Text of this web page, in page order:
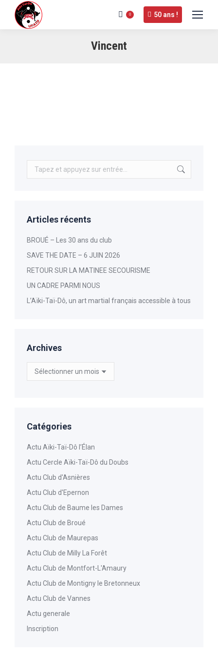
0 50 ans !
Vincent
Recherche
:
Articles récents
BROUÉ – Les 30 ans du club
SAVE THE DATE – 6 JUIN 2026
RETOUR SUR LA MATINEE SECOURISME
UN CADRE PARMI NOUS
L’Aïki-Taï-Dô, un art martial français accessible à tous
Archives
Archives
Catégories
Actu Aïki-Taï-Dô l’Élan
Actu Cercle Aïki-Taï-Dô du Doubs
Actu Club d'Asnières
Actu Club d'Epernon
Actu Club de Baume les Dames
Actu Club de Broué
Actu Club de Maurepas
Actu Club de Milly La Forêt
Actu Club de Montfort-L'Amaury
Actu Club de Montigny le Bretonneux
Actu Club de Vannes
Actu generale
Inscription